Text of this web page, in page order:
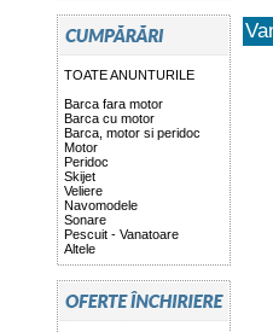
TOATE ANUNTURILE
Barca fara motor
Barca cu motor
Barca, motor si peridoc
Motor
Peridoc
Skijet
Veliere
Navomodele
Sonare
Pescuit - Vanatoare
Altele